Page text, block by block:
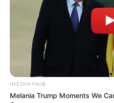
INSTANTHUB
Melania Trump Moments We